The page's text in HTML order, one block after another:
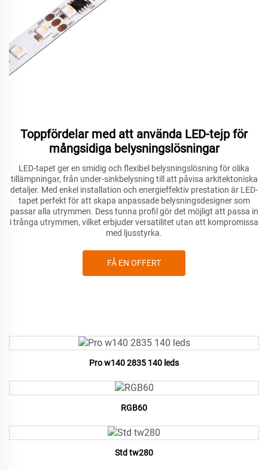
Toppfördelar med att använda LED-tejp för
mångsidiga belysningslösningar
LED-tapet ger en smidig och flexibel belysningslösning för olika
tillämpningar, från under-sinkbelysning till att påvisa arkitektoniska
detaljer. Med enkel installation och energieffektiv prestation är LED-
tapet perfekt för att skapa anpassade belysningsdesigner som
passar alla utrymmen. Dess tunna profil gör det möjligt att passa in
i trånga utrymmen, vilket erbjuder versatilitet utan att kompromissa
med ljusstyrka.
FÅ EN OFFERT
Pro w140 2835 140 leds
RGB60
Std tw280